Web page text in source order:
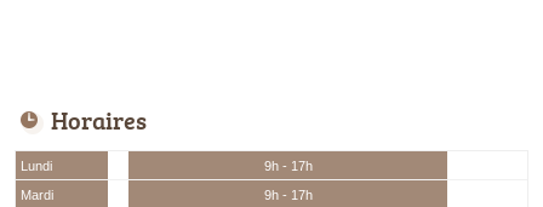
Horaires
Lundi
9h - 17h
Mardi
9h - 17h